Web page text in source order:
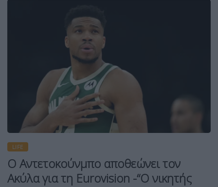
LIFE
Ο Αντετοκούνμπο αποθεώνει τον
Ακύλα για τη Eurovision -“Ο νικητής